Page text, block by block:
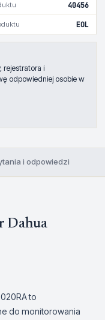
40456
EOL
i
odpowiedniej osobie w
i odpowiedzi
Dahua
to
do monitorowania